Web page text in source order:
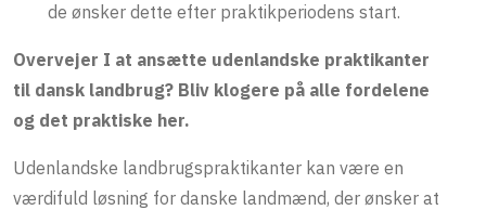
de ønsker dette efter praktikperiodens start.
Overvejer I at ansætte udenlandske praktikanter
til dansk landbrug? Bliv klogere på alle fordelene
og det praktiske her.
Udenlandske landbrugspraktikanter kan være en
værdifuld løsning for danske landmænd, der ønsker at